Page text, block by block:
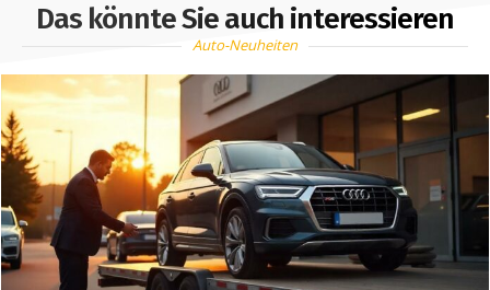
Das könnte Sie auch interessieren
Auto-Neuheiten